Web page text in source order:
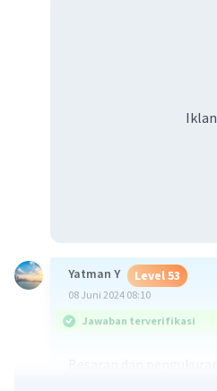
Iklan
Yatman Y Level 53
08 Juni 2024 08:10
Jawaban terverifikasi